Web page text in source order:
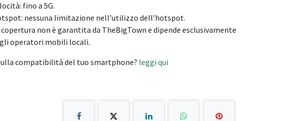
fino a 5G.
nessuna limitazione nell’utilizzo dell’hotspot.
copertura non è garantita da TheBigTown e dipende esclusivamente
operatori mobili locali.
compatibilità del tuo smartphone? leggi qui